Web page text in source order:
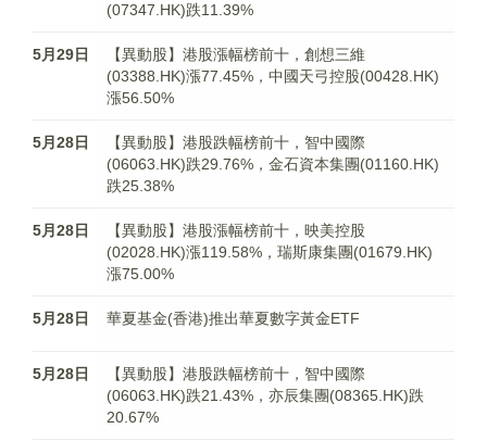
(07347.HK)跌11.39%
5月29日
【異動股】港股漲幅榜前十，創想三維
(03388.HK)漲77.45%，中國天弓控股(00428.HK)
漲56.50%
5月28日
【異動股】港股跌幅榜前十，智中國際
(06063.HK)跌29.76%，金石資本集團(01160.HK)
跌25.38%
5月28日
【異動股】港股漲幅榜前十，映美控股
(02028.HK)漲119.58%，瑞斯康集團(01679.HK)
漲75.00%
5月28日 華夏基金(香港)推出華夏數字黃金ETF
5月28日
【異動股】港股跌幅榜前十，智中國際
(06063.HK)跌21.43%，亦辰集團(08365.HK)跌
20.67%